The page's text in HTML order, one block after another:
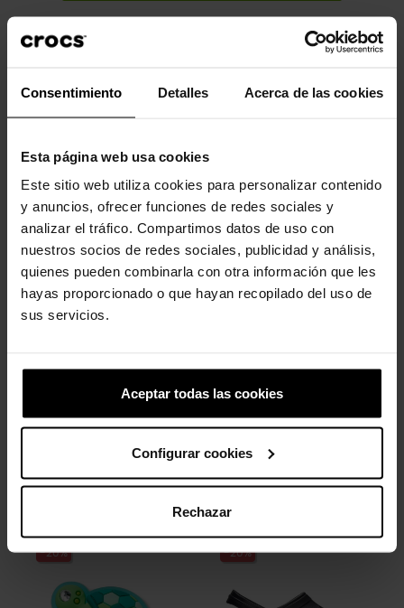
Consentimiento Detalles Acerca de las cookies
Esta página web usa cookies
Este sitio web utiliza cookies para personalizar contenido
y anuncios, ofrecer funciones de redes sociales y
analizar el tráfico. Compartimos datos de uso con
nuestros socios de redes sociales, publicidad y análisis,
quienes pueden combinarla con otra información que les
hayas proporcionado o que hayan recopilado del uso de
sus servicios.
Aceptar todas las cookies
Configurar cookies
Rechazar
Descrição
Desfrute de um ajuste personalizado, resistência à água e
Perfeito para a água e flutuante, pesa apenas alguns gramas.
Os orifícios de ventilação proporcionam respirabilidade
enquanto absorvem água e sujeira.
Fácil de limpar e rápido de secar.
A tira traseira giratória permite um ajuste mais preciso.
O icônico Crocs Comfort™. Leve. Flexível. Conforto de todos os
Clientes que compraram este
produto também compraram:
-20% -20%